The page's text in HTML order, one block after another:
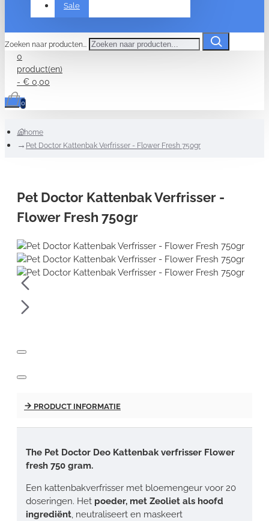
Sale
Zoeken naar producten...
0
product(en)
- € 0,00
0
home
Pet Doctor Kattenbak Verfrisser - Flower Fresh 750gr
Pet Doctor Kattenbak Verfrisser -
Flower Fresh 750gr
PRODUCT INFORMATIE
The Pet Doctor Deo Kattenbak verfrisser Flower
fresh 750 gram.
Een kattenbakverfrisser met bloemengeur voor 20
doseringen. Het poeder, met Zeoliet als hoofd
ingrediënt, neutraliseert en maskeert